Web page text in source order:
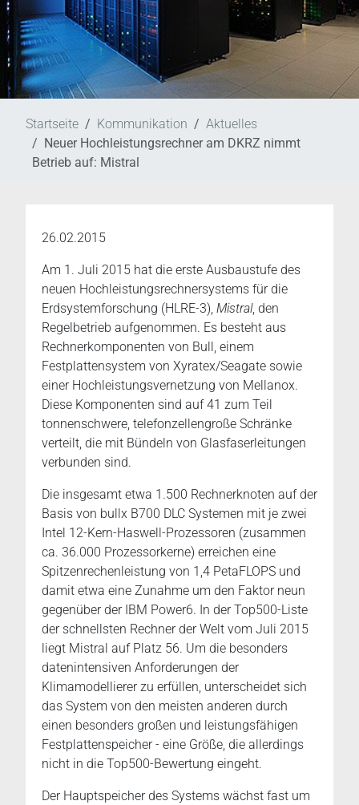
Startseite Kommunikation
Aktuelles
Neuer Hochleistungsrechner am DKRZ nimmt
Betrieb auf: Mistral
26.02.2015
Am 1. Juli 2015 hat die erste Ausbaustufe des
neuen Hochleistungsrechnersystems für die
Erdsystemforschung (HLRE-3), Mistral, den
Regelbetrieb aufgenommen. Es besteht aus
Rechnerkomponenten von Bull, einem
Festplattensystem von Xyratex/Seagate sowie
einer Hochleistungsvernetzung von Mellanox.
Diese Komponenten sind auf 41 zum Teil
tonnenschwere, telefonzellengroße Schränke
verteilt, die mit Bündeln von Glasfaserleitungen
verbunden sind.
Die insgesamt etwa 1.500 Rechnerknoten auf der
Basis von bullx B700 DLC Systemen mit je zwei
Intel 12-Kern-Haswell-Prozessoren (zusammen
ca. 36.000 Prozessorkerne) erreichen eine
Spitzenrechenleistung von 1,4 PetaFLOPS und
damit etwa eine Zunahme um den Faktor neun
gegenüber der IBM Power6. In der Top500-Liste
der schnellsten Rechner der Welt vom Juli 2015
liegt Mistral auf Platz 56. Um die besonders
datenintensiven Anforderungen der
Klimamodellierer zu erfüllen, unterscheidet sich
das System von den meisten anderen durch
einen besonders großen und leistungsfähigen
Festplattenspeicher - eine Größe, die allerdings
nicht in die Top500-Bewertung eingeht.
Der Hauptspeicher des Systems wächst fast um